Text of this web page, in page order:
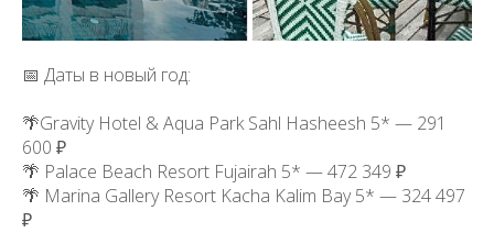
📅 Даты в новый год:
🌴Gravity Hotel & Aqua Park Sahl Hasheesh 5* — 291
600 ₽
🌴 Palace Beach Resort Fujairah 5* — 472 349 ₽
🌴 Marina Gallery Resort Kacha Kalim Bay 5* — 324 497
₽